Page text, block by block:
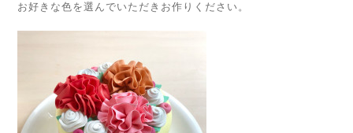
お好きな色を選んでいただきお作りください。